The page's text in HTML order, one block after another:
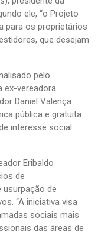
ele, “o Projeto
para os proprietários
que desejam
pelo
ex-vereadora
Daniel Valença
pública e gratuita
interesse social
Eribaldo
de
usurpação de
“A iniciativa visa
sociais mais
das áreas de